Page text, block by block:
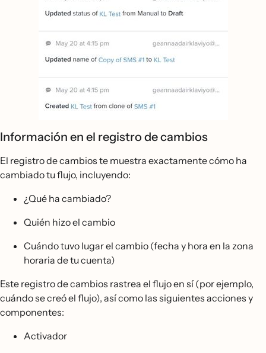
Información en el registro de cambios
El registro de cambios te muestra exactamente cómo ha
cambiado tu flujo, incluyendo:
¿Qué ha cambiado?
Quién hizo el cambio
Cuándo tuvo lugar el cambio (fecha y hora en la zona
horaria de tu cuenta)
Este registro de cambios rastrea el flujo en sí (por ejemplo,
cuándo se creó el flujo), así como las siguientes acciones y
componentes:
Activador